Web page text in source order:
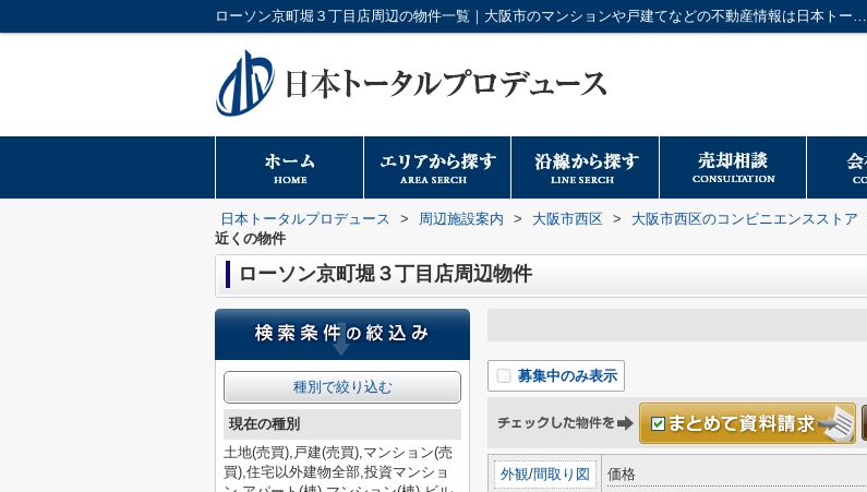
ローソン京町堀３丁目店周辺の物件一覧｜大阪市のマンションや戸建てなどの不動産情報は日本トータルプロデュースへ
日本トータルプロデュース > 周辺施設案内 > 大阪市西区 > 大阪市西区のコンビニエンスストア
近くの物件
ローソン京町堀３丁目店周辺物件
募集中のみ表示
外観/間取り図
価格
種別で絞り込む
現在の種別
土地(売買),戸建(売買),マンション(売
買),住宅以外建物全部,投資マンショ